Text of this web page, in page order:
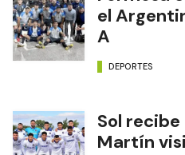
el
A
DEPORTES
Sol recibe
Martín